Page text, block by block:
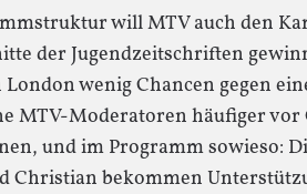
will MTV auch den
der Jugendzeitschriften
wenig Chancen gegen
MTV-Moderatoren häufiger
und im Programm sowieso:
Christian bekommen